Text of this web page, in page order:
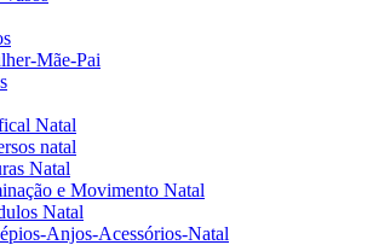
Mãe-Pai
Natal
natal
Natal
e Movimento Natal
Natal
Anjos-Acessórios-Natal